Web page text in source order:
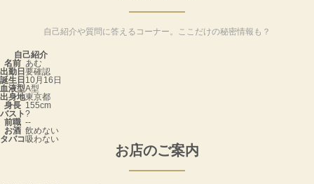
自己紹介や質問に答えるコーナー。ここだけの秘密情報も？
自己紹介
名前 あむ
出勤日 要確認
誕生日 10月16日
血液型A型
出身地東京都
身長 155cm
バスト?
前職 --
お酒 飲めない
タバコ吸わない
お店のご案内